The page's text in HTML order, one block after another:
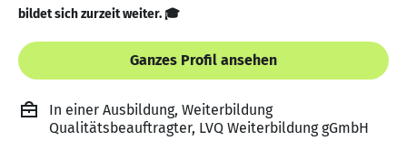
bildet sich zurzeit weiter. 🎓
Ganzes Profil ansehen
In einer Ausbildung, Weiterbildung
Qualitätsbeauftragter, LVQ Weiterbildung gGmbH